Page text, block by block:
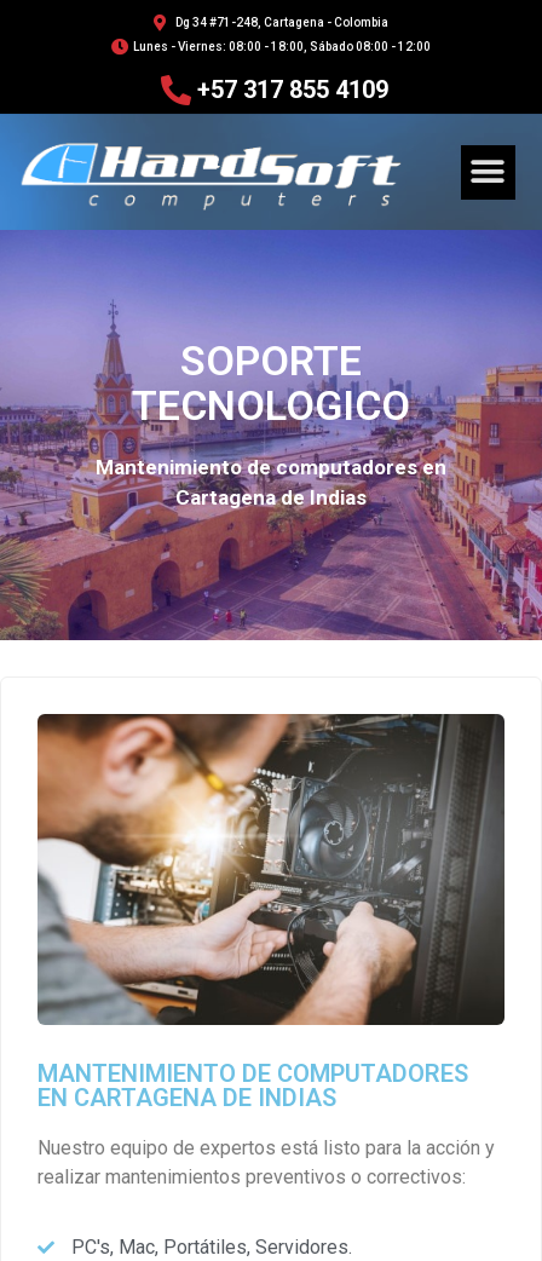
Dg 34 #71-248, Cartagena - Colombia
Lunes - Viernes: 08:00 - 18:00, Sábado 08:00 - 12:00
+57 317 855 4109
SOPORTE
TECNOLOGICO
Mantenimiento de computadores en
Cartagena de Indias
MANTENIMIENTO DE COMPUTADORES
EN CARTAGENA DE INDIAS
Nuestro equipo de expertos está listo para la acción y
realizar mantenimientos preventivos o correctivos:
PC's, Mac, Portátiles, Servidores.